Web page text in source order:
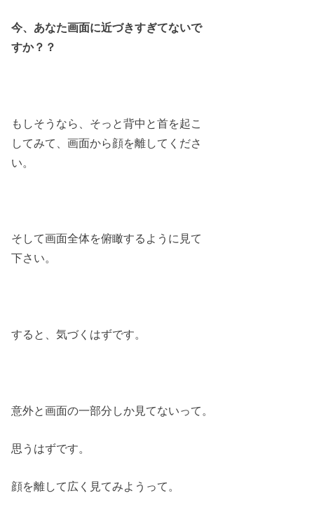
今、あなた画面に近づきすぎてないで
すか？？
もしそうなら、そっと背中と首を起こ
してみて、画面から顔を離してくださ
い。
そして画面全体を俯瞰するように見て
下さい。
すると、気づくはずです。
意外と画面の一部分しか見てないって。
思うはずです。
顔を離して広く見てみようって。